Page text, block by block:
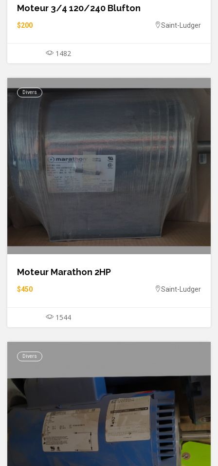
Moteur 3/4 120/240 Blufton
$200 Saint-Ludger
1482
Divers
Moteur Marathon 2HP
$450 Saint-Ludger
1544
Divers